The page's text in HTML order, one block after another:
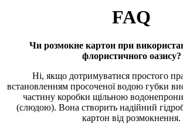
FAQ
Чи розмокне картон при
флористичного оазису?
Ні, якщо дотримуватися простого
встановленням просоченої водою губки
частину коробки щільною
(слюдою). Вона створить надійний
картон від розмокнення.